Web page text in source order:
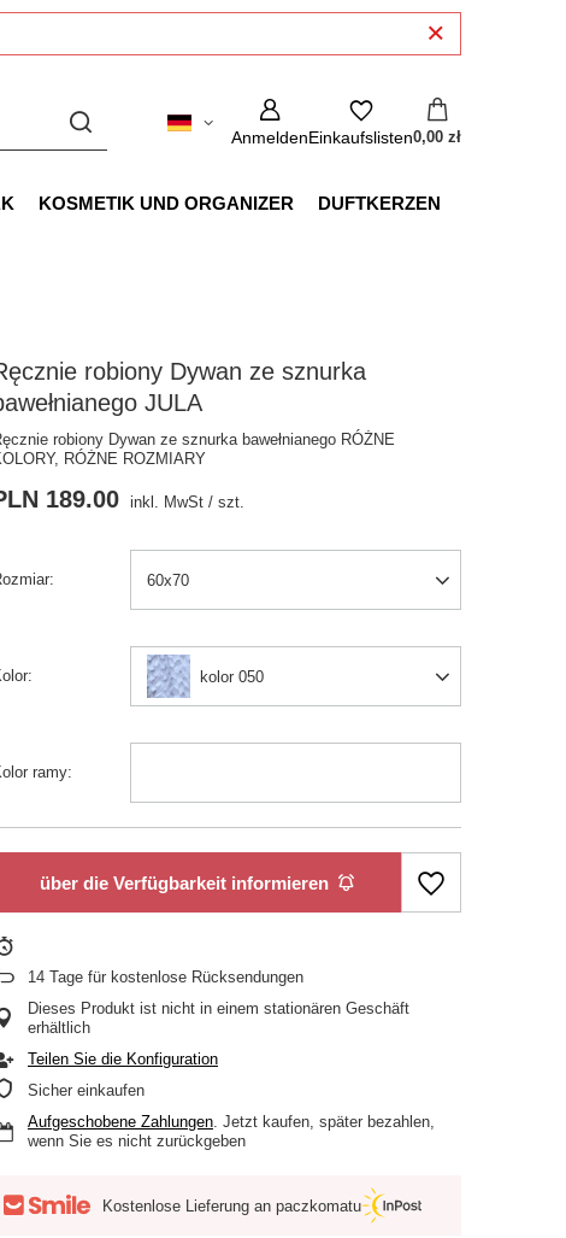
AnmeldenEinkaufslisten0,00 zł
KOSMETIK UND ORGANIZER
DUFTKERZEN
robiony Dywan ze sznurka
JULA
robiony Dywan ze sznurka bawełnianego RÓŻNE
RÓŻNE ROZMIARY
60x70
kolor 050
ramy
189.00 inkl. MwSt /szt.
über die Verfügbarkeit informieren
14 Tage für kostenlose Rücksendungen
Dieses Produkt ist nicht in einem stationären Geschäft
erhältlich
Teilen Sie die Konfiguration
Sicher einkaufen
Aufgeschobene Zahlungen. Jetzt kaufen, später bezahlen,
wenn Sie es nicht zurückgeben
Kostenlose Lieferung an paczkomatu